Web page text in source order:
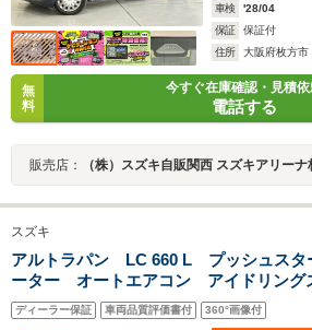
車検
'28/04
保証
保証付
住所
大阪府枚方市
無
料
今すぐ在庫確認・見積
電話する
販売店： （株）スズキ自販関西 スズキアリーナ枚方東／
スズキ
アルトラパン LC 660 L プッシュス
ーター オートエアコン アイドリン
防止システム
ディーラー保証 車両品質評価書付 360°画像付